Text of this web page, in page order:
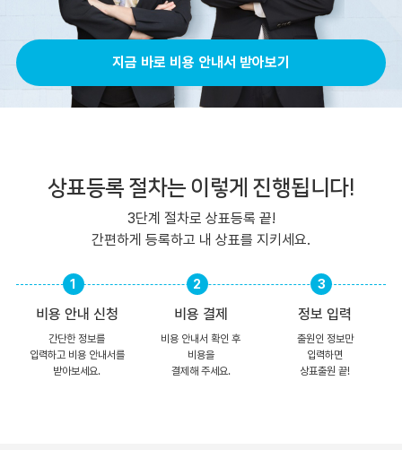
지금 바로 비용 안내서 받아보기
상표등록 절차는 이렇게 진행됩니다!
3단계 절차로 상표등록 끝!
간편하게 등록하고 내 상표를 지키세요.
비용 안내 신청
간단한 정보를
입력하고 비용 안내서를
받아보세요.
비용 결제
비용 안내서 확인 후
비용을
결제해 주세요.
정보 입력
출원인 정보만
입력하면
상표출원 끝!